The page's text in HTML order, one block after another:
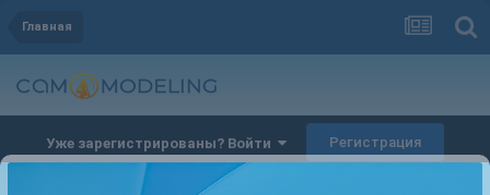
Главная
Уже зарегистрированы? Войти Регистрация